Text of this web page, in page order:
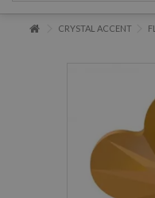
CRYSTAL ACCENT